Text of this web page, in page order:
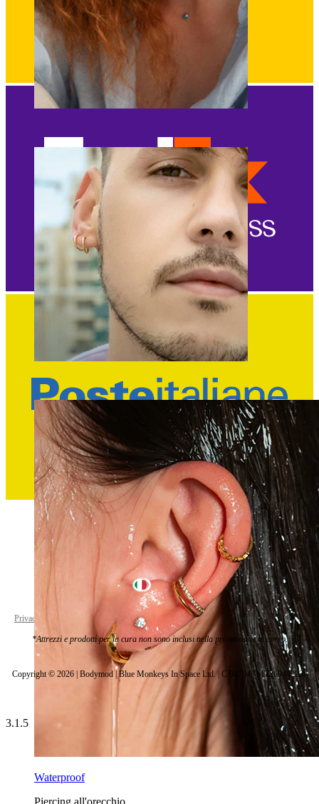
Fake piercing
Waterproof
Piercing all'orecchio
Italy
Privacy policy Cookie settings
*Attrezzi e prodotti per la cura non sono inclusi nella promozione in corso.
Copyright © 2026 | Bodymod | Blue Monkeys In Space Ltd. | C 94794 | MT26944223 |
3.1.5